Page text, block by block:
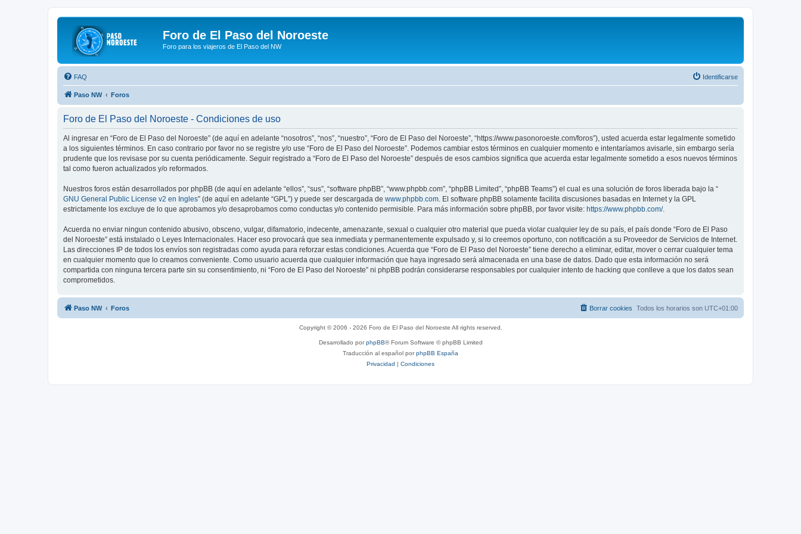
Foro de El Paso del Noroeste
Foro para los viajeros de El Paso del NW
FAQ Identificarse
Paso NW Foros
Foro de El Paso del Noroeste - Condiciones de uso
Al ingresar en “Foro de El Paso del Noroeste” (de aquí en adelante “nosotros”, “nos”, “nuestro”, “Foro de El Paso del Noroeste”, “https://www.pasonoroeste.com/foros”), usted acuerda estar legalmente sometido
a los siguientes términos. En caso contrario por favor no se registre y/o use “Foro de El Paso del Noroeste”. Podemos cambiar estos términos en cualquier momento e intentaríamos avisarle, sin embargo sería
prudente que los revisase por su cuenta periódicamente. Seguir registrado a “Foro de El Paso del Noroeste” después de esos cambios significa que acuerda estar legalmente sometido a esos nuevos términos
tal como fueron actualizados y/o reformados.
Nuestros foros están desarrollados por phpBB (de aquí en adelante “ellos”, “sus”, “software phpBB”, “www.phpbb.com”, “phpBB Limited”, “phpBB Teams”) el cual es una solución de foros liberada bajo la “
GNU General Public License v2 en Ingles” (de aquí en adelante “GPL”) y puede ser descargada de www.phpbb.com . El software phpBB solamente facilita discusiones basadas en Internet y la GPL
estrictamente los excluye de lo que aprobamos y/o desaprobamos como conductas y/o contenido permisible. Para más información sobre phpBB, por favor visite: https://www.phpbb.com/.
Acuerda no enviar ningun contenido abusivo, obsceno, vulgar, difamatorio, indecente, amenazante, sexual o cualquier otro material que pueda violar cualquier ley de su país, el país donde “Foro de El Paso
del Noroeste” está instalado o Leyes Internacionales. Hacer eso provocará que sea inmediata y permanentemente expulsado y, si lo creemos oportuno, con notificación a su Proveedor de Servicios de Internet.
Las direcciones IP de todos los envíos son registradas como ayuda para reforzar estas condiciones. Acuerda que “Foro de El Paso del Noroeste” tiene derecho a eliminar, editar, mover o cerrar cualquier tema
en cualquier momento que lo creamos conveniente. Como usuario acuerda que cualquier información que haya ingresado será almacenada en una base de datos. Dado que esta información no será
compartida con ninguna tercera parte sin su consentimiento, ni “Foro de El Paso del Noroeste” ni phpBB podrán considerarse responsables por cualquier intento de hacking que conlleve a que los datos sean
comprometidos.
Paso NW Foros Todos los horarios son UTC+01:00
Borrar cookies
Copyright © 2006 - 2026 Foro de El Paso del Noroeste All rights reserved.
Desarrollado porphpBB® Forum Software © phpBB Limited
Traducción al español porphpBB España
Privacidad | Condiciones